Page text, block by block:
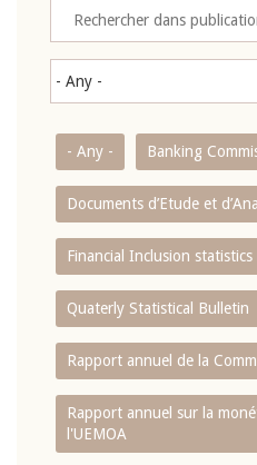
- Any - Banking
Documents d’Etude et
Financial Inclusion statistics
Quaterly Statistical Bulletin
Rapport annuel de la
Rapport annuel sur la
l'UEMOA